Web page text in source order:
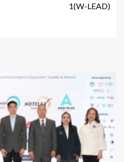
1(W-LEAD)